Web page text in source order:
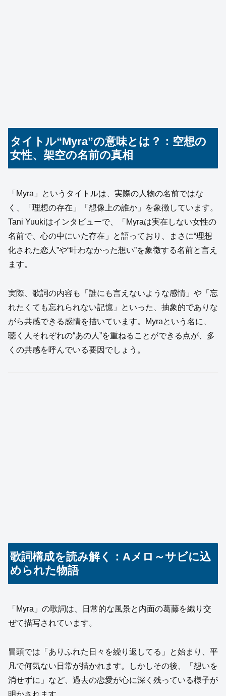
タイトル“Myra”の意味とは？：空想の
女性、架空の名前の真相
「Myra」というタイトルは、実際の人物の名前ではな
く、「理想の存在」「想像上の誰か」を象徴しています。
Tani Yuukiはインタビューで、「Myraは実在しない女性の
名前で、心の中にいた存在」と語っており、まさに“理想
化された恋人”や“叶わなかった想い”を象徴する名前と言え
ます。
実際、歌詞の内容も「誰にも言えないような感情」や「忘
れたくても忘れられない記憶」といった、抽象的でありな
がら共感できる感情を描いています。Myraという名に、
聴く人それぞれの“あの人”を重ねることができる点が、多
くの共感を呼んでいる要因でしょう。
歌詞構成を読み解く：Aメロ～サビに込
められた物語
「Myra」の歌詞は、日常的な風景と内面の葛藤を織り交
ぜて描写されています。
冒頭では「ありふれた日々を繰り返してる」と始まり、平
凡で何気ない日常が描かれます。しかしその後、「想いを
消せずに」など、過去の恋愛が心に深く残っている様子が
明かされます。